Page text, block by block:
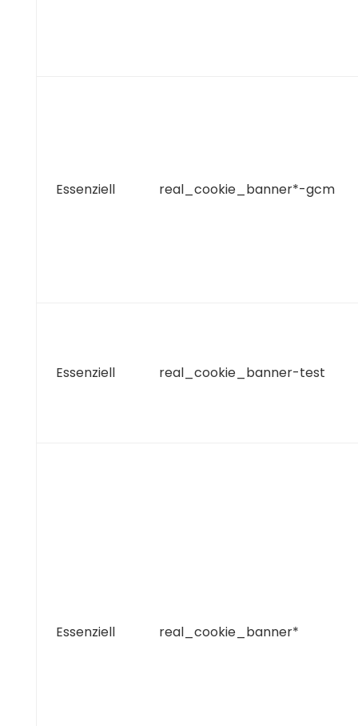
Essenziell real_cookie_banner*-gcm
Essenziell real_cookie_banner-test
Essenziell real_cookie_banner*